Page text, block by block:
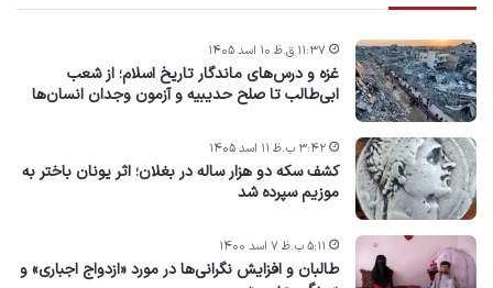
غزه و درس‌های ماندگار تاریخ اسلام؛ از شعب
ابی‌طالب تا صلح حدیبیه و آزمون وجدان انسان‌ها
۱۱:۳۷ ق.ظ ۱۰ اسد ۱۴۰۵
کشف سکه دو هزار ساله در بغلان؛ اثر یونان باختر به
موزیم سپرده شد
۳:۴۲ ب.ظ ۱۱ اسد ۱۴۰۵
طالبان و افزایش نگرانی‌ها در مورد «ازدواج اجباری» و
۵:۱۱ ب.ظ ۷ اسد ۱۴۰۰